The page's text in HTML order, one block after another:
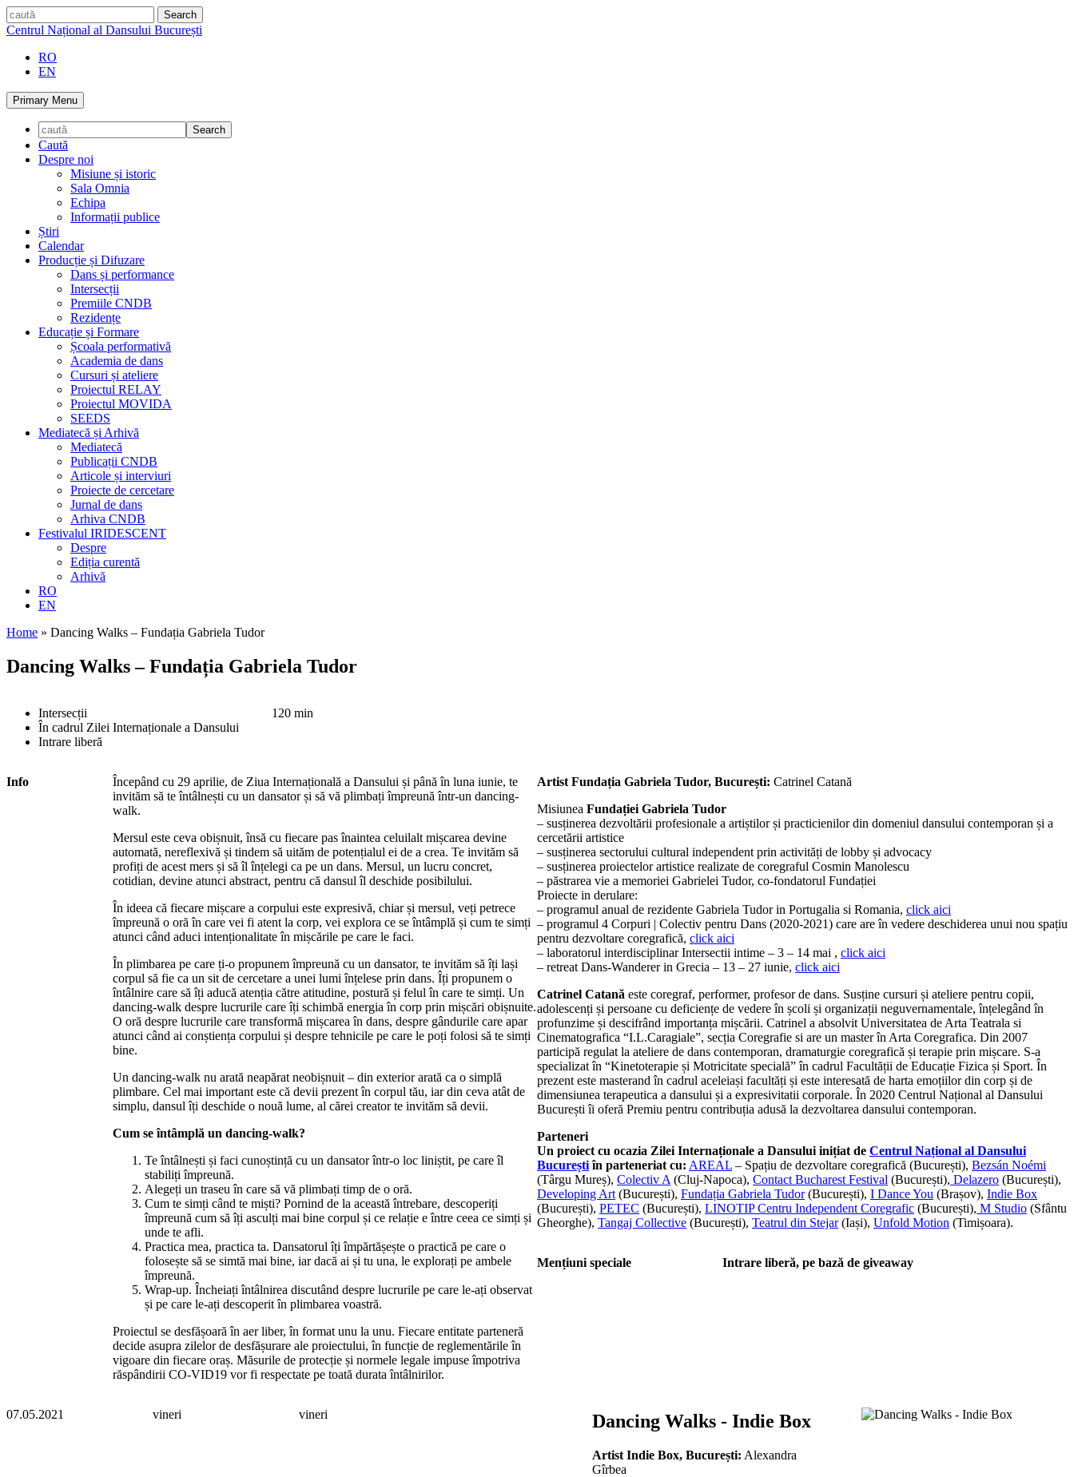
Skip
to
caută
Centrul Național al Dansului București
RO
EN
Primary Menu
Caută
Despre noi
Misiune și istoric
Sala Omnia
Echipa
Informații publice
Știri
Calendar
Producție și Difuzare
Dans și performance
Intersecții
Premiile CNDB
Rezidențe
Educație și Formare
Școala performativă
Academia de dans
Cursuri și ateliere
Proiectul RELAY
Proiectul MOVIDA
SEEDS
Mediatecă și Arhivă
Mediatecă
Publicații CNDB
Articole și interviuri
Proiecte de cercetare
Jurnal de dans
Arhiva CNDB
Festivalul IRIDESCENT
Despre
Ediția curentă
Arhivă
RO
EN
Home » Dancing Walks – Fundația Gabriela Tudor
Dancing Walks – Fundația Gabriela Tudor
Intersecții
În cadrul Zilei Internaționale a Dansului
Intrare liberă
120 min
Info
Începând cu 29 aprilie, de Ziua Internațională a Dansului și până în luna iunie, te
invităm să te întâlnești cu un dansator și să vă plimbați împreună într-un dancing-
walk.
Mersul este ceva obișnuit, însă cu fiecare pas înaintea celuilalt mișcarea devine
automată, nereflexivă și tindem să uităm de potențialul ei de a crea. Te invităm să
profiți de acest mers și să îl înțelegi ca pe un dans. Mersul, un lucru concret,
cotidian, devine atunci abstract, pentru că dansul îl deschide posibilului.
În ideea că fiecare mișcare a corpului este expresivă, chiar și mersul, veți petrece
împreună o oră în care vei fi atent la corp, vei explora ce se întâmplă și cum te simți
atunci când aduci intenționalitate în mișcările pe care le faci.
În plimbarea pe care ți-o propunem împreună cu un dansator, te invităm să îți lași
corpul să fie ca un sit de cercetare a unei lumi înțelese prin dans. Îți propunem o
întâlnire care să îți aducă atenția către atitudine, postură și felul în care te simți. Un
dancing-walk despre lucrurile care îți schimbă energia în corp prin mișcări obișnuite.
O oră despre lucrurile care transformă mișcarea în dans, despre gândurile care apar
atunci când ai conștiența corpului și despre tehnicile pe care le poți folosi să te simți
bine.
Un dancing-walk nu arată neapărat neobișnuit – din exterior arată ca o simplă
plimbare. Cel mai important este că devii prezent în corpul tău, iar din ceva atât de
simplu, dansul îți deschide o nouă lume, al cărei creator te invităm să devii.
Cum se întâmplă un dancing-walk?
Te întâlnești și faci cunoștință cu un dansator într-o loc liniștit, pe care îl
stabiliți împreună.
Alegeți un traseu în care să vă plimbați timp de o oră.
Cum te simți când te miști? Pornind de la această întrebare, descoperiți
împreună cum să îți asculți mai bine corpul și ce relație e între ceea ce simți și
unde te afli.
Practica mea, practica ta. Dansatorul îți împărtășește o practică pe care o
folosește să se simtă mai bine, iar dacă ai și tu una, le explorați pe ambele
împreună.
Wrap-up. Încheiați întâlnirea discutând despre lucrurile pe care le-ați observat
și pe care le-ați descoperit în plimbarea voastră.
Proiectul se desfășoară în aer liber, în format unu la unu. Fiecare entitate parteneră
decide asupra zilelor de desfășurare ale proiectului, în funcție de reglementările în
vigoare din fiecare oraș. Măsurile de protecție și normele legale impuse împotriva
răspândirii CO-VID19 vor fi respectate pe toată durata întâlnirilor.
Artist Fundația Gabriela Tudor, București: Catrinel Catană
Misiunea Fundației Gabriela Tudor
– susținerea dezvoltării profesionale a artiștilor și practicienilor din domeniul dansului contemporan și a
cercetării artistice
– susținerea sectorului cultural independent prin activități de lobby și advocacy
– susținerea proiectelor artistice realizate de coregraful Cosmin Manolescu
– păstrarea vie a memoriei Gabrielei Tudor, co-fondatorul Fundației
Proiecte in derulare:
– programul anual de rezidente Gabriela Tudor in Portugalia si Romania, click aici
– programul 4 Corpuri | Colectiv pentru Dans (2020-2021) care are în vedere deschiderea unui nou spațiu
pentru dezvoltare coregrafică, click aici
– laboratorul interdisciplinar Intersectii intime – 3 – 14 mai , click aici
– retreat Dans-Wanderer in Grecia – 13 – 27 iunie, click aici
Catrinel Catană este coregraf, performer, profesor de dans. Susține cursuri și ateliere pentru copii,
adolescenți și persoane cu deficiențe de vedere în școli și organizații neguvernamentale, înțelegând în
profunzime și descifrând importanța mișcării. Catrinel a absolvit Universitatea de Arta Teatrala si
Cinematografica “I.L.Caragiale”, secția Coregrafie si are un master în Arta Coregrafica. Din 2007
participă regulat la ateliere de dans contemporan, dramaturgie coregrafică și terapie prin mișcare. S-a
specializat în “Kinetoterapie și Motricitate specială” în cadrul Facultății de Educație Fizica și Sport. În
prezent este masterand în cadrul aceleiași facultăți și este interesată de harta emoțiilor din corp și de
dimensiunea terapeutica a dansului și a expresivitatii corporale. În 2020 Centrul Național al Dansului
București îi oferă Premiu pentru contribuția adusă la dezvoltarea dansului contemporan.
Parteneri
Un proiect cu ocazia Zilei Internaționale a Dansului inițiat de Centrul Național al Dansului
Bucureștiîn parteneriat cu: AREAL – Spațiu de dezvoltare coregrafică (București), Bezsán Noémi
(Târgu Mureș), Colectiv A (Cluj-Napoca), Contact Bucharest Festival (București), Delazero (București),
Developing Art (București), Fundația Gabriela Tudor(București), I Dance You (Brașov), Indie Box
(București), PETEC (București), LINOTIP Centru Independent Coregrafic (București), M Studio (Sfântu
Gheorghe), Tangaj Collective (București), Teatrul din Stejar(Iași), Unfold Motion (Timișoara).
Mențiuni speciale Intrare liberă, pe bază de giveaway
07.05.2021 vineri vineri Dancing Walks - Indie Box
Artist Indie Box, București: Alexandra
Gîrbea